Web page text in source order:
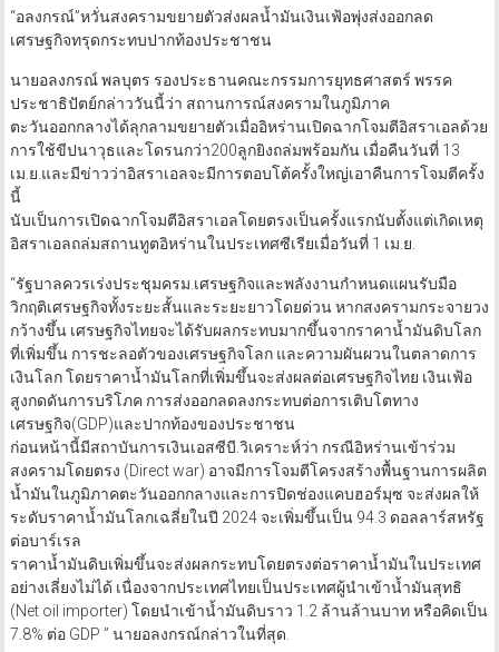
“อลงกรณ์”หวั่นสงครามขยายตัวส่งผลน้ำมันเงินเฟ้อพุ่งส่งออกลด
เศรษฐกิจทรุดกระทบปากท้องประชาชน
นายอลงกรณ์ พลบุตร รองประธานคณะกรรมการยุทธศาสตร์ พรรค
ประชาธิปัตย์กล่าววันนี้ว่า สถานการณ์สงครามในภูมิภาค
ตะวันออกกลางได้ลุกลามขยายตัวเมื่ออิหร่านเปิดฉากโจมตีอิสราเอลด้วย
การใช้ขีปนาวุธและโดรนกว่า200ลูกยิงถล่มพร้อมกัน เมื่อคืนวันที่ 13
เม.ย.และมีข่าวว่าอิสราเอลจะมีการตอบโต้ครั้งใหญ่เอาคืนการโจมตีครั้ง
นี้
นับเป็นการเปิดฉากโจมตีอิสราเอลโดยตรงเป็นครั้งแรกนับตั้งแต่เกิดเหตุ
อิสราเอลถล่มสถานทูตอิหร่านในประเทศซีเรียเมื่อวันที่ 1 เม.ย.
“รัฐบาลควรเร่งประชุมครม.เศรษฐกิจและพลังงานกำหนดแผนรับมือ
วิกฤติเศรษฐกิจทั้งระยะสั้นและระยะยาวโดยด่วน หากสงครามกระจายวง
กว้างขึ้น เศรษฐกิจไทยจะได้รับผลกระทบมากขึ้นจากราคาน้ำมันดิบโลก
ที่เพิ่มขึ้น การชะลอตัวของเศรษฐกิจโลก และความผันผวนในตลาดการ
เงินโลก โดยราคาน้ำมันโลกที่เพิ่มขึ้นจะส่งผลต่อเศรษฐกิจไทย เงินเฟ้อ
สูงกดดันการบริโภค การส่งออกลดลงกระทบต่อการเติบโตทาง
เศรษฐกิจ(GDP)และปากท้องของประชาชน
ก่อนหน้านี้มีสถาบันการเงินเอสซีบี.วิเคราะห์ว่า กรณีอิหร่านเข้าร่วม
สงครามโดยตรง (Direct war) อาจมีการโจมตีโครงสร้างพื้นฐานการผลิต
น้ำมันในภูมิภาคตะวันออกกลางและการปิดช่องแคบฮอร์มุซ จะส่งผลให้
ระดับราคาน้ำมันโลกเฉลี่ยในปี 2024 จะเพิ่มขึ้นเป็น 94.3 ดอลลาร์สหรัฐ
ต่อบาร์เรล
ราคาน้ำมันดิบเพิ่มขึ้นจะส่งผลกระทบโดยตรงต่อราคาน้ำมันในประเทศ
อย่างเลี่ยงไม่ได้ เนื่องจากประเทศไทยเป็นประเทศผู้นำเข้าน้ำมันสุทธิ
(Net oil importer) โดยนำเข้าน้ำมันดิบราว 1.2 ล้านล้านบาท หรือคิดเป็น
7.8% ต่อ GDP ” นายอลงกรณ์กล่าวในที่สุด.